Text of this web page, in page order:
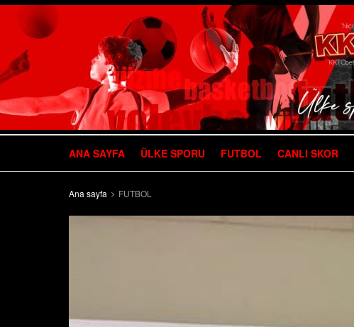
ANA SAYFA ÜLKE SPORU FUTBOL CANLI SKOR
Ana sayfa FUTBOL